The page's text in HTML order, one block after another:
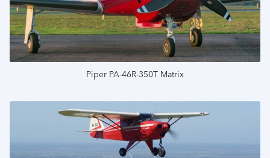
Подробнее
Piper PA-46R-350T Matrix